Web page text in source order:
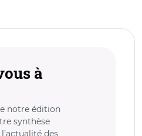
à
notre édition
synthèse
des